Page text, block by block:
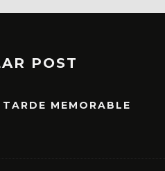
POST
MEMORABLE